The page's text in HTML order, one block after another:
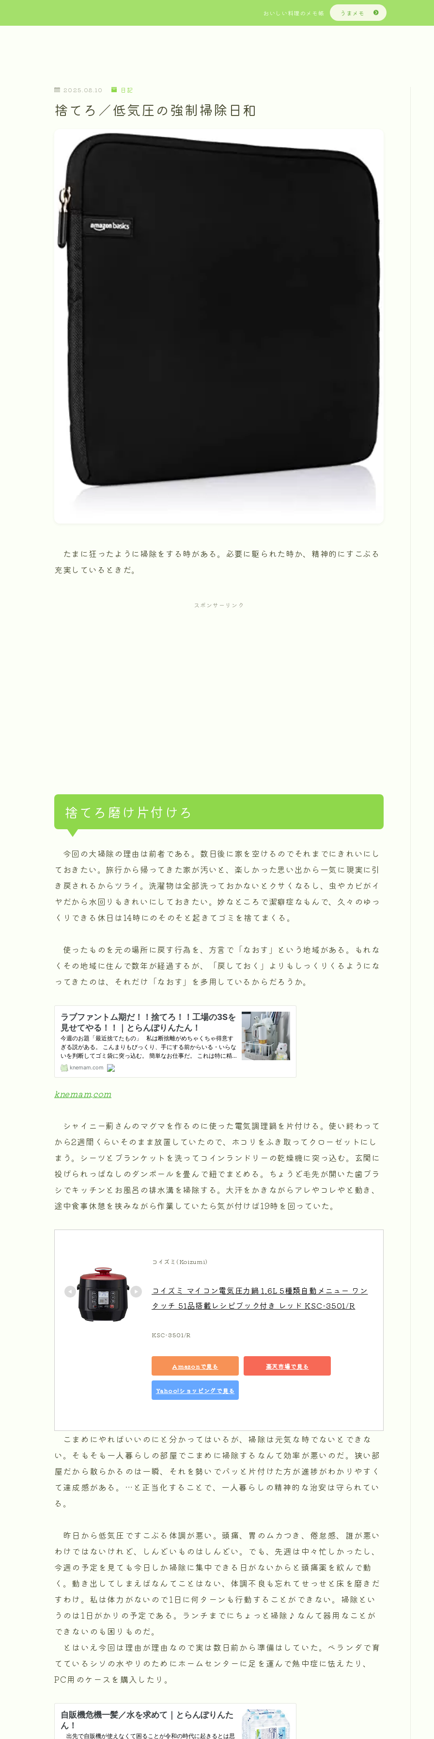
おいしい料理のメモ帳 うまメモ
2025.08.10 日記
捨てろ／低気圧の強制掃除日和
たまに狂ったように掃除をする時がある。必要に駆られた時か、精神的にすこぶる
充実しているときだ。
スポンサーリンク
捨てろ磨け片付けろ
今回の大掃除の理由は前者である。数日後に家を空けるのでそれまでにきれいにし
ておきたい。旅行から帰ってきた家が汚いと、楽しかった思い出から一気に現実に引
き戻されるからツライ。洗濯物は全部洗っておかないとクサくなるし、虫やカビがイ
ヤだから水回りもきれいにしておきたい。妙なところで潔癖症なもんで、久々のゆっ
くりできる休日は14時にのそのそと起きてゴミを捨てまくる。
使ったものを元の場所に戻す行為を、方言で「なおす」という地域がある。もれな
くその地域に住んで数年が経過するが、「戻しておく」よりもしっくりくるようにな
ってきたのは、それだけ「なおす」を多用しているからだろうか。
knemam.com
シャイニー薊さんのマグマを作るのに使った電気調理鍋を片付ける。使い終わって
から2週間くらいそのまま放置していたので、ホコリをふき取ってクローゼットにし
まう。シーツとブランケットを洗ってコインランドリーの乾燥機に突っ込む。玄関に
投げられっぱなしのダンボールを畳んで紐でまとめる。ちょうど毛先が開いた歯ブラ
シでキッチンとお風呂の排水溝を掃除する。大汗をかきながらアレやコレやと動き、
途中食事休憩を挟みながら作業していたら気が付けば19時を回っていた。
コイズミ(Koizumi)
コイズミ マイコン電気圧力鍋 1.6L 5種類自動メニュー ワン
タッチ 51品搭載レシピブック付き レッド KSC-3501/R
KSC-3501/R
Amazonで見る 楽天市場で見る
Yahoo!ショッピングで見る
こまめにやればいいのにと分かってはいるが、掃除は元気な時でないとできな
い。そもそも一人暮らしの部屋でこまめに掃除するなんて効率が悪いのだ。狭い部
屋だから散らかるのは一瞬、それを勢いでパッと片付けた方が進捗がわかりやすく
て達成感がある。…と正当化することで、一人暮らしの精神的な治安は守られてい
る。
昨日から低気圧ですこぶる体調が悪い。頭痛、胃のムカつき、倦怠感、誰が悪い
わけではないけれど、しんどいものはしんどい。でも、先週は中々忙しかったし、
今週の予定を見ても今日しか掃除に集中できる日がないからと頭痛薬を飲んで動
く。動き出してしまえばなんてことはない、体調不良も忘れてせっせと床を磨きだ
すわけ。私は体力がないので1日に何ターンも行動することができない。掃除とい
うのは1日がかりの予定である。ランチまでにちょっと掃除♪なんて器用なことが
できないのも困りものだ。
とはいえ今回は理由が理由なので実は数日前から準備はしていた。ベランダで育
てているシソの水やりのためにホームセンターに足を運んで熱中症に怯えたり、
PC用のケースを購入したり。